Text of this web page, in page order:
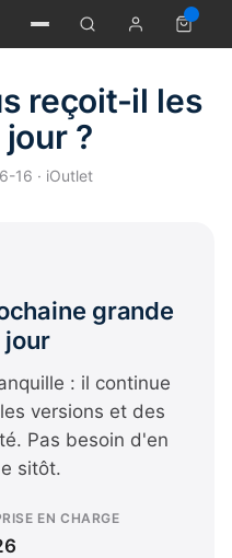
reçoit-il les
?
16 · iOutlet
grande
jour
: il continue
versions et des
Pas besoin d'en
sitôt.
EN CHARGE